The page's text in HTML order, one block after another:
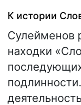
К истории
Сулейменов
находки